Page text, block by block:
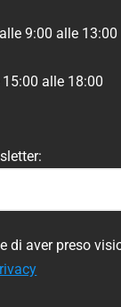
9:00 alle 13:00
alle 18:00
di aver preso